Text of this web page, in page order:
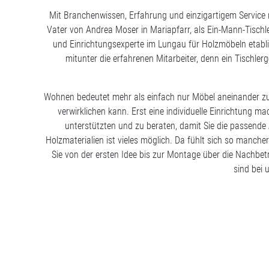
Mit Branchenwissen, Erfahrung und einzigartigem
Vater von Andrea Moser in Mariapfarr, als Ein-Mann-
und Einrichtungsexperte im Lungau für Holzmöbeln
mitunter die erfahrenen Mitarbeiter, denn ein
Wohnen bedeutet mehr als einfach nur Möbel aneinander
verwirklichen kann. Erst eine individuelle Einrichtung
unterstützten und zu beraten, damit Sie die
Holzmaterialien ist vieles möglich. Da fühlt sich so
Sie von der ersten Idee bis zur Montage über die
sind bei